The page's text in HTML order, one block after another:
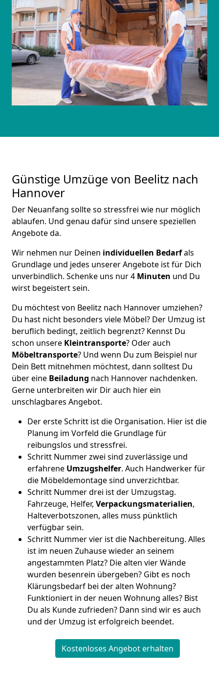
Günstige Umzüge von Beelitz nach
Hannover
Der Neuanfang sollte so stressfrei wie nur möglich
ablaufen. Und genau dafür sind unsere speziellen
Angebote da.
Wir nehmen nur Deinen individuellen Bedarfals
Grundlage und jedes unserer Angebote ist für Dich
unverbindlich. Schenke uns nur 4 Minuten und Du
wirst begeistert sein.
Du möchtest von Beelitz nach Hannover umziehen?
Du hast nicht besonders viele Möbel? Der Umzug ist
beruflich bedingt, zeitlich begrenzt? Kennst Du
schon unsere Kleintransporte? Oder auch
Möbeltransporte? Und wenn Du zum Beispiel nur
Dein Bett mitnehmen möchtest, dann solltest Du
über eine Beiladung nach Hannover nachdenken.
Gerne unterbreiten wir Dir auch hier ein
unschlagbares Angebot.
Der erste Schritt ist die Organisation. Hier ist die
Planung im Vorfeld die Grundlage für
reibungslos und stressfrei.
Schritt Nummer zwei sind zuverlässige und
erfahrene Umzugshelfer. Auch Handwerker für
die Möbeldemontage sind unverzichtbar.
Schritt Nummer drei ist der Umzugstag.
Fahrzeuge, Helfer, Verpackungsmaterialien,
Halteverbotszonen, alles muss pünktlich
verfügbar sein.
Schritt Nummer vier ist die Nachbereitung. Alles
ist im neuen Zuhause wieder an seinem
angestammten Platz? Die alten vier Wände
wurden besenrein übergeben? Gibt es noch
Klärungsbedarf bei der alten Wohnung?
Funktioniert in der neuen Wohnung alles? Bist
Du als Kunde zufrieden? Dann sind wir es auch
und der Umzug ist erfolgreich beendet.
Kostenloses Angebot erhalten